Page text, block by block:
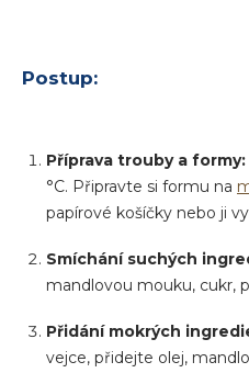
Postup:
Příprava trouby a formy:
°C. Připravte si formu na
papírové košíčky nebo ji
Smíchání suchých
mandlovou mouku, cukr,
Přidání mokrých
vejce, přidejte olej,